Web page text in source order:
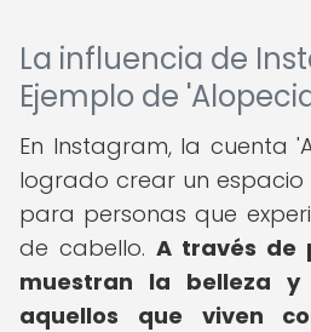
La influencia de
Ejemplo de
En Instagram, la cuenta
logrado crear un
para personas que
de cabello. A través de
muestran la belleza
aquellos que viven